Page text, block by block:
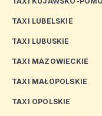
TAXI LUBELSKIE
TAXI LUBUSKIE
TAXI MAZOWIECKIE
TAXI MAŁOPOLSKIE
TAXI OPOLSKIE